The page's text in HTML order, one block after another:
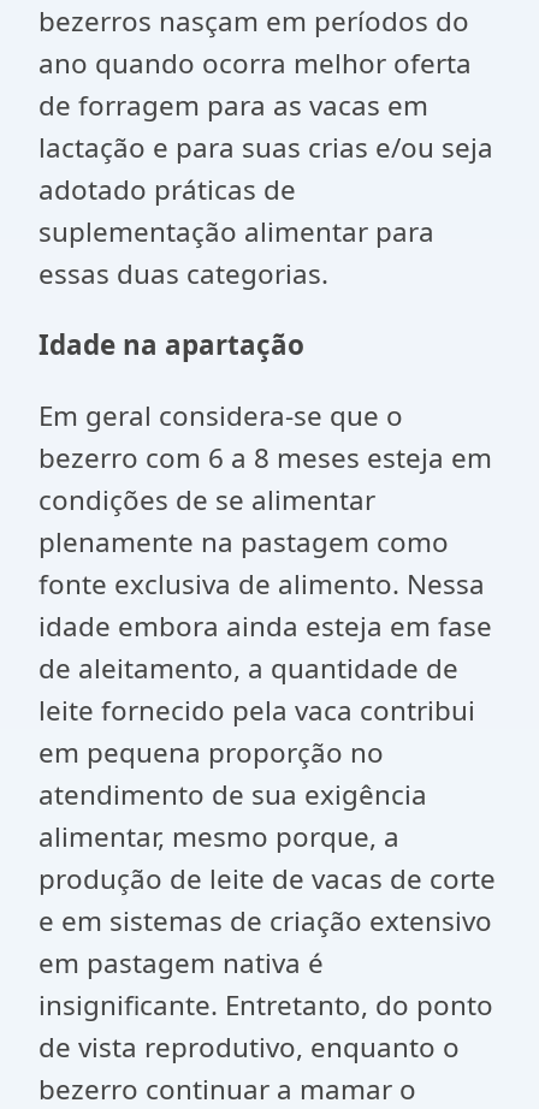
bezerros nasçam em períodos do
ano quando ocorra melhor oferta
de forragem para as vacas em
lactação e para suas crias e/ou seja
adotado práticas de
suplementação alimentar para
essas duas categorias.
Idade na apartação
Em geral considera-se que o
bezerro com 6 a 8 meses esteja em
condições de se alimentar
plenamente na pastagem como
fonte exclusiva de alimento. Nessa
idade embora ainda esteja em fase
de aleitamento, a quantidade de
leite fornecido pela vaca contribui
em pequena proporção no
atendimento de sua exigência
alimentar, mesmo porque, a
produção de leite de vacas de corte
e em sistemas de criação extensivo
em pastagem nativa é
insignificante. Entretanto, do ponto
de vista reprodutivo, enquanto o
bezerro continuar a mamar o